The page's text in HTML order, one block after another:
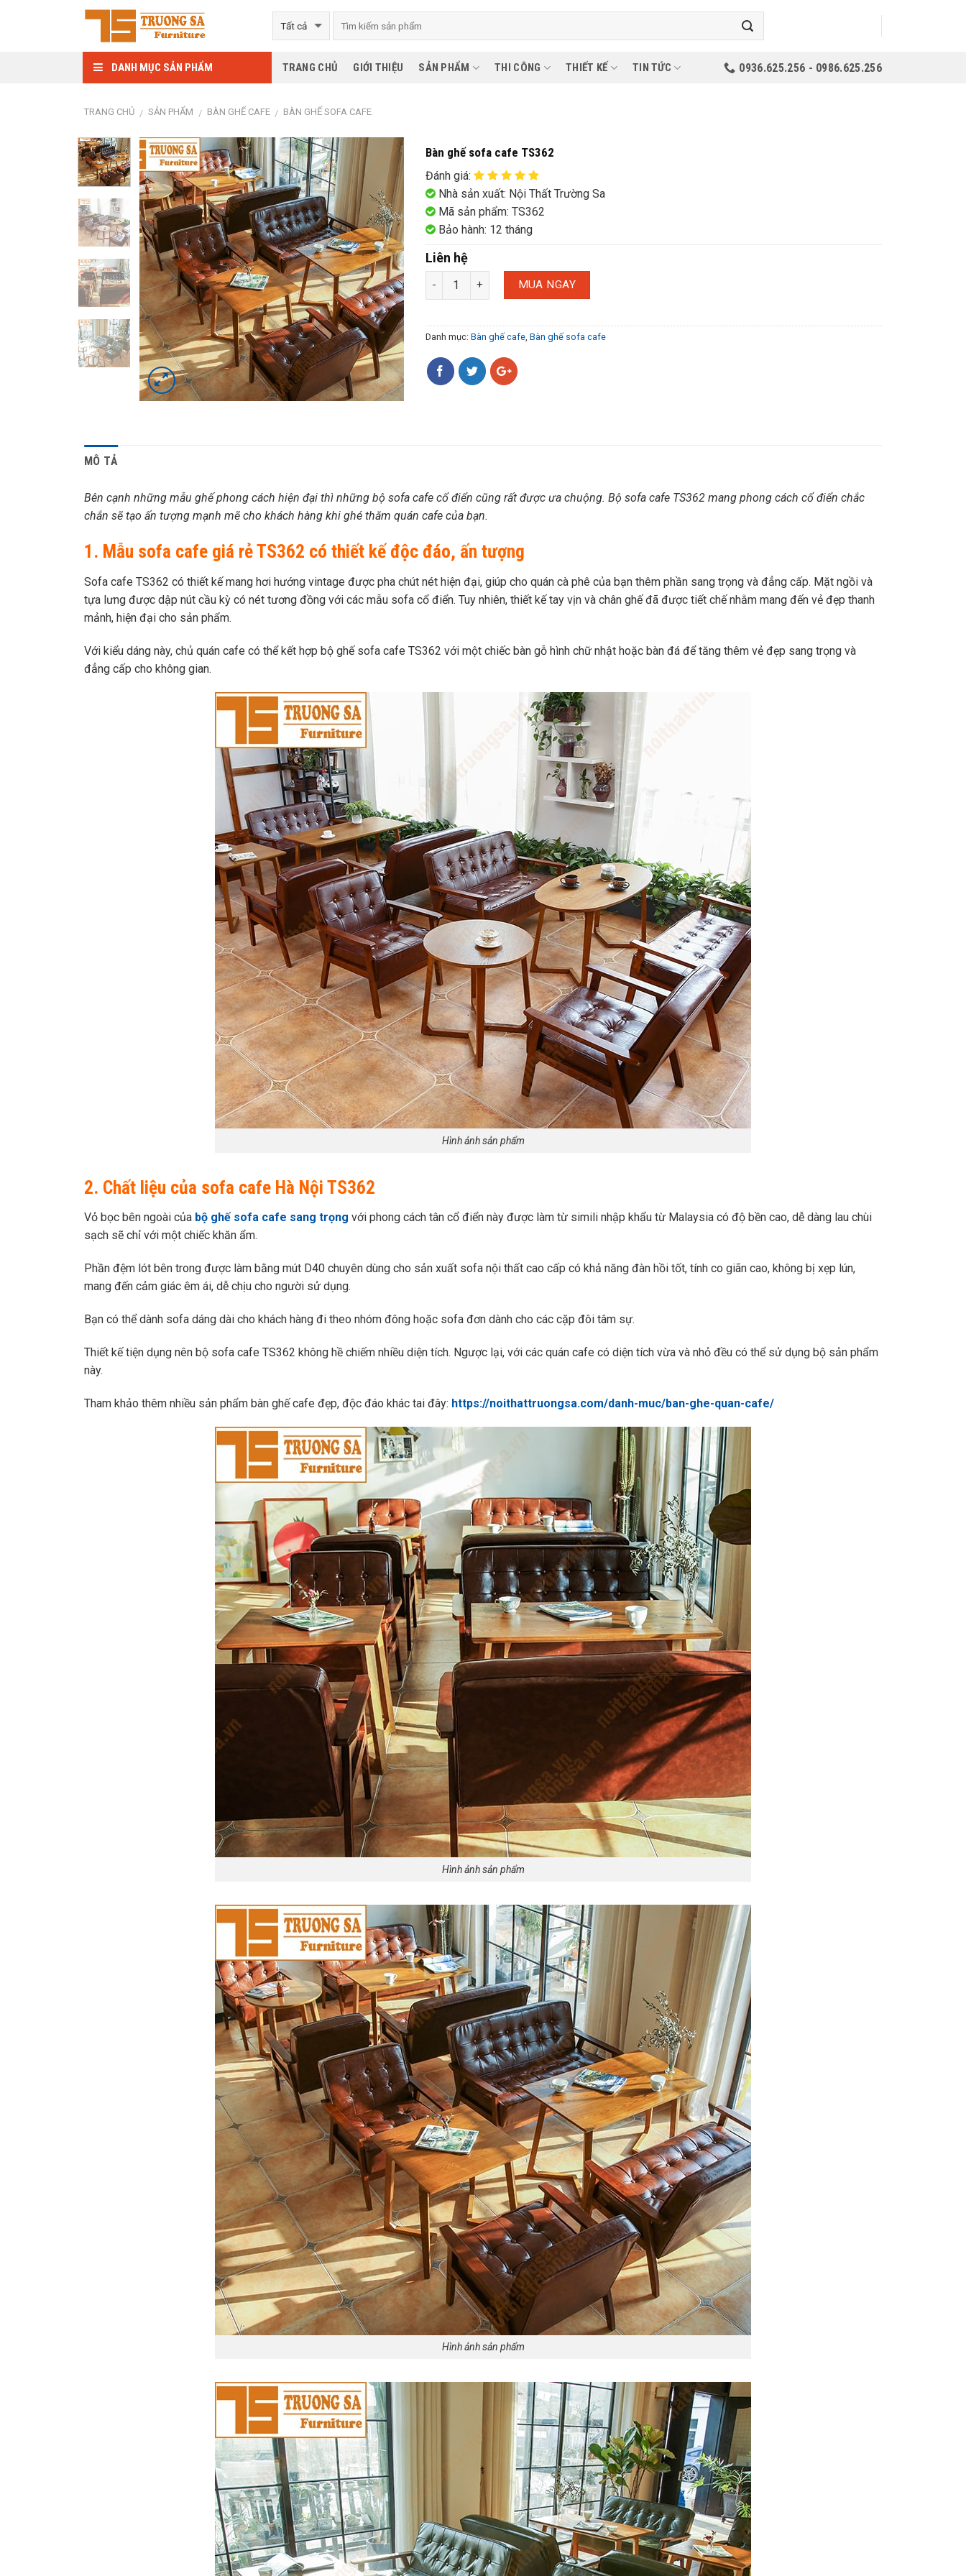
DANH MỤC SẢN PHẨM TRANG CHỦ GIỚI THIỆU SẢN PHẨM THI CÔNG THIẾT KẾ TIN TỨC 0936.625.256 - 0986.625.256
TRANG CHỦ / SẢN PHẨM / BÀN GHẾ CAFE / BÀN GHẾ SOFA CAFE
Bàn ghế sofa cafe TS362
Đánh giá:
Nhà sản xuất: Nội Thất Trường Sa
Mã sản phẩm: TS362
Bảo hành: 12 tháng
Liên hệ
MUA NGAY
Danh mục: Bàn ghế cafe, Bàn ghế sofa cafe
MÔ TẢ
Bên cạnh những mẫu ghế phong cách hiện đại thì những bộ sofa cafe cổ điển cũng rất được ưa chuộng. Bộ sofa cafe TS362 mang phong cách cổ điển chắc
chắn sẽ tạo ấn tượng mạnh mẽ cho khách hàng khi ghé thăm quán cafe của bạn.
1. Mẫu sofa cafe giá rẻ TS362 có thiết kế độc đáo, ấn tượng
Sofa cafe TS362 có thiết kế mang hơi hướng vintage được pha chút nét hiện đại, giúp cho quán cà phê của bạn thêm phần sang trọng và đẳng cấp. Mặt ngồi và
tựa lưng được dập nút cầu kỳ có nét tương đồng với các mẫu sofa cổ điển. Tuy nhiên, thiết kế tay vịn và chân ghế đã được tiết chế nhằm mang đến vẻ đẹp thanh
mảnh, hiện đại cho sản phẩm.
Với kiểu dáng này, chủ quán cafe có thể kết hợp bộ ghế sofa cafe TS362 với một chiếc bàn gỗ hình chữ nhật hoặc bàn đá để tăng thêm vẻ đẹp sang trọng và
đẳng cấp cho không gian.
Hình ảnh sản phẩm
2. Chất liệu của sofa cafe Hà Nội TS362
Vỏ bọc bên ngoài của bộ ghế sofa cafe sang trọng với phong cách tân cổ điển này được làm từ simili nhập khẩu từ Malaysia có độ bền cao, dễ dàng lau chùi
sạch sẽ chỉ với một chiếc khăn ẩm.
Phần đệm lót bên trong được làm bằng mút D40 chuyên dùng cho sản xuất sofa nội thất cao cấp có khả năng đàn hồi tốt, tính co giãn cao, không bị xẹp lún,
mang đến cảm giác êm ái, dễ chịu cho người sử dụng.
Bạn có thể dành sofa dáng dài cho khách hàng đi theo nhóm đông hoặc sofa đơn dành cho các cặp đôi tâm sự.
Thiết kế tiện dụng nên bộ sofa cafe TS362 không hề chiếm nhiều diện tích. Ngược lại, với các quán cafe có diện tích vừa và nhỏ đều có thể sử dụng bộ sản phẩm
này.
Tham khảo thêm nhiều sản phẩm bàn ghế cafe đẹp, độc đáo khác tai đây: https://noithattruongsa.com/danh-muc/ban-ghe-quan-cafe/
Hình ảnh sản phẩm
Hình ảnh sản phẩm